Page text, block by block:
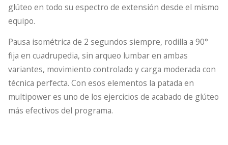
glúteo en todo su espectro de extensión desde el mismo
equipo.
Pausa isométrica de 2 segundos siempre, rodilla a 90°
fija en cuadrupedia, sin arqueo lumbar en ambas
variantes, movimiento controlado y carga moderada con
técnica perfecta. Con esos elementos la patada en
multipower es uno de los ejercicios de acabado de glúteo
más efectivos del programa.